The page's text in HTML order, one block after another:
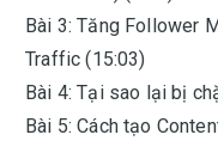
Bài 3: Tăng Follower
Traffic (15:03)
Bài 4: Tại sao lại bị
Bài 5: Cách tạo